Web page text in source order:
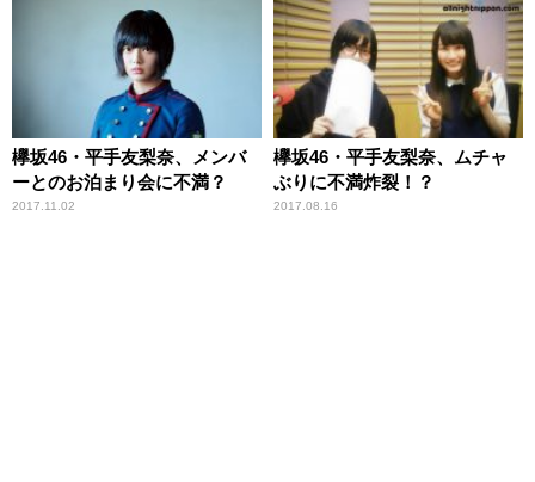
欅坂46・平手友梨奈、メンバ
ーとのお泊まり会に不満？
2017.11.02
欅坂46・平手友梨奈、ムチャ
ぶりに不満炸裂！？
2017.08.16